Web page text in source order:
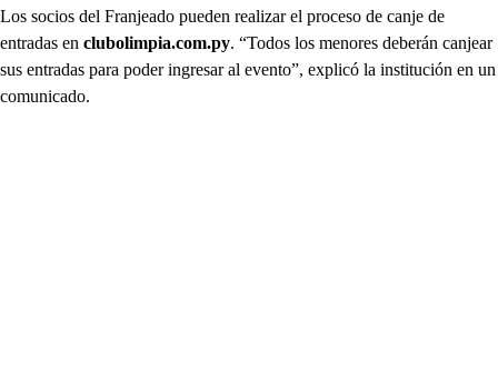
Los socios del Franjeado pueden realizar el proceso de canje de
entradas en clubolimpia.com.py. “Todos los menores deberán canjear
sus entradas para poder ingresar al evento”, explicó la institución en un
comunicado.